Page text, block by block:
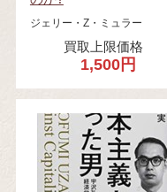
ジェリー・Z・ミュラー
買取上限価格
1,500円